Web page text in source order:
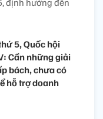
định hướng đến
5, Quốc hội
Cần những giải
bách, chưa có
hỗ trợ doanh